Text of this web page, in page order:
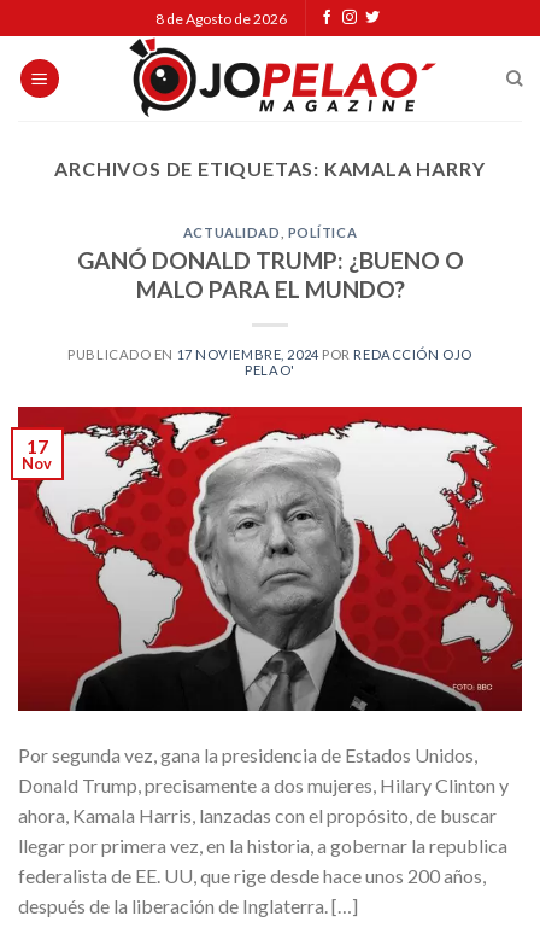
to
content
8 de Agosto de 2026
ARCHIVOS DE ETIQUETAS: KAMALA HARRY
ACTUALIDAD POLÍTICA
GANÓ DONALD TRUMP: ¿BUENO O
MALO PARA EL MUNDO?
PUBLICADO EN 17 NOVIEMBRE, 2024 POR REDACCIÓN OJO
PELAO'
17
Nov
Por segunda vez, gana la presidencia de Estados Unidos,
Donald Trump, precisamente a dos mujeres, Hilary Clinton y
ahora, Kamala Harris, lanzadas con el propósito, de buscar
llegar por primera vez, en la historia, a gobernar la republica
federalista de EE. UU, que rige desde hace unos 200 años,
después de la liberación de Inglaterra. […]